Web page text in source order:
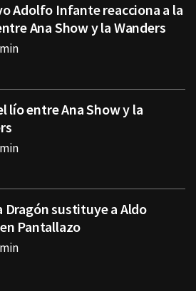
Adolfo Infante reacciona a la
Ana Show y la Wanders
lío entre Ana Show y la
Dragón sustituye a Aldo
Pantallazo